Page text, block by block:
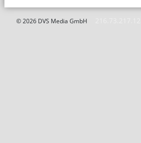
© 2026 DVS Media GmbH